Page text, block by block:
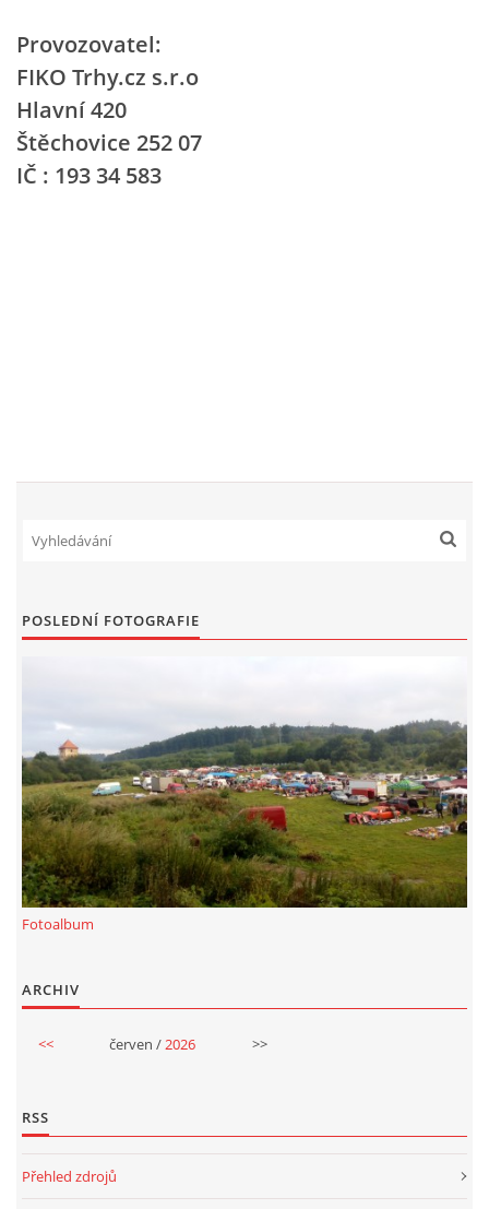
Provozovatel:
FIKO Trhy.cz s.r.o
Hlavní 420
Štěchovice 252 07
IČ : 193 34 583
POSLEDNÍ FOTOGRAFIE
Fotoalbum
ARCHIV
<< červen /2026 >>
RSS
Přehled zdrojů